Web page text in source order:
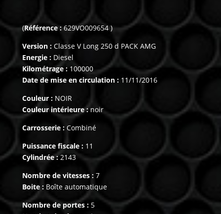
(Référence :629VO009654 )
Version :Classe V Long 250 d PACK AMG
Energie :Diesel
Kilométrage :100000
Date de mise en circulation :11/11/2016
Couleur :NOIR
Couleur intérieure :noir
Carrosserie :Combiné
Puissance fiscale :11
Cylindrée :2143
Nombre de vitesses :7
Boite :Boîte automatique
Nombre de portes : 5